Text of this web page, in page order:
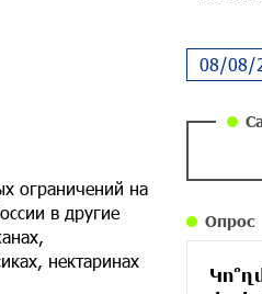
ограничений на
в другие
нектаринах
Опрос